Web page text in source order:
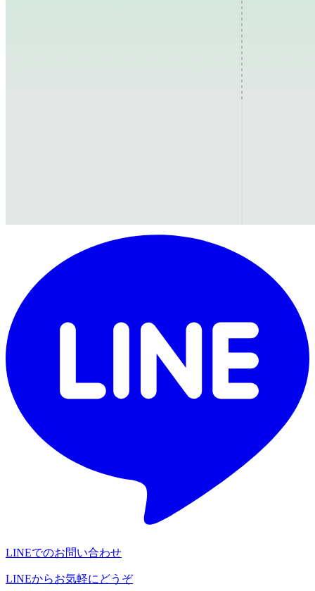
LINEでのお問い合わせ
LINEからお気軽にどうぞ